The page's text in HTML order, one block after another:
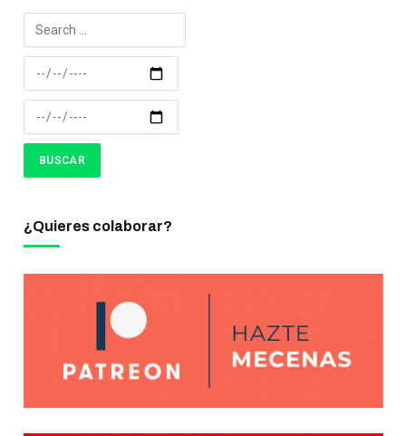
¿Quieres colaborar?